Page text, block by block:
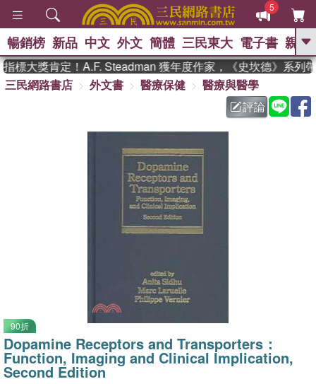
5
GO
熱搜： 東野圭吾 、 高希均教授回憶錄
父親節 、 如果歷
暑期推薦 、 國際布克
獎 臺灣漫遊錄 、 方念華
登輝時代 、 數學女孩：黎曼猜想
偉大的迷走神經
暢銷榜 新品 中文 外文 簡體 三民東大 電子書 親子
標大獎肯定！A.F. Steadman 獲年度作家，《史坎德》系列帶
三民網路書店
外文書 醫療保健
醫療與醫學
評論
90折
Dopamine Receptors and Transporters：
Function, Imaging and Clinical Implication,
Second Edition